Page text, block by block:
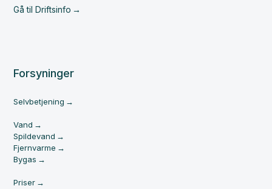
Gå til Driftsinfo
Forsyninger
Selvbetjening
Vand
Spildevand
Fjernvarme
Bygas
Priser